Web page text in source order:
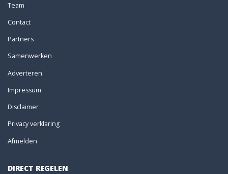
Team
Contact
Partners
Samenwerken
Adverteren
Impressum
Disclaimer
Privacy verklaring
Afmelden
DIRECT REGELEN